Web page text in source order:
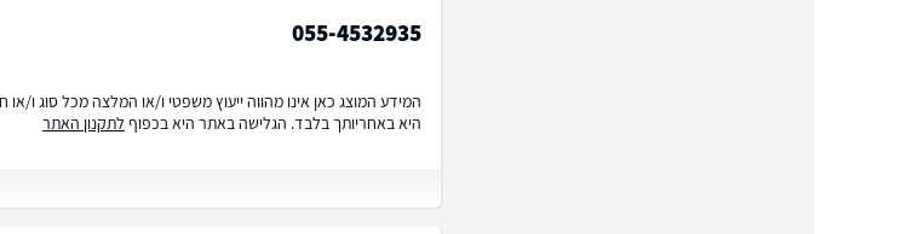
055-4532935
המידע המוצג כאן אינו מהווה ייעוץ משפטי ו/או המלצה מכל סוג ו/
היא באחריותך בלבד. הגלישה באתר היא בכפוף לתקנון האתר